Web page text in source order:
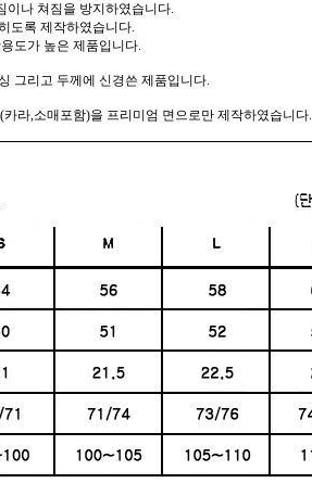
이나 쳐짐을 방지하였습니다.
도록 제작하였습니다.
도가 높은 제품입니다.
그리고 두께에 신경쓴 제품입니다.
라,소매포함)을 프리미엄 면으로만 제작하였습니다.